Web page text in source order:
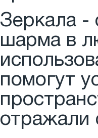
Зеркала -
шарма в
помогут
отражали